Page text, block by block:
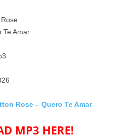
Te Amar
Rose – Quero Te Amar
MP3 HERE!